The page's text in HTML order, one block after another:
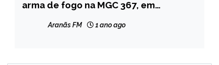
MINAS
arma de fogo na MGC 367, em
Aranãs FM 1 ano ago